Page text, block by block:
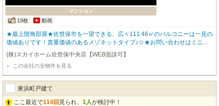
マンション
19枚 動画
★最上階角部屋★佐世保市を一望できる、広々111.46㎡のバルコニーは一見の
価値ありです！貴重価値のあるメゾネットタイプ♪☆★お問い合わせはミニミ
ニFC佐世保中央店まで♪皆様のご来店お待ちしております★☆
(株)スカイホーム佐世保中央店【WEB面談可】
この会社の全物件を見る
東浜町戸建て
ここ最近で114回 見られ、 1人が検討中！